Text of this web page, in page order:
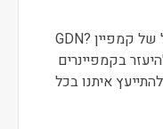
רוצים עזרה בהקמה, ניהול או ייעול של קמפיין ?GDN
בקמפיינרים
איתנו בכל